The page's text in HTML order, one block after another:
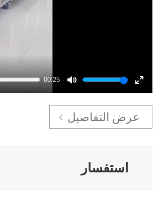
00:25
Mute
Enter
عرض التفاصيل
استفسار